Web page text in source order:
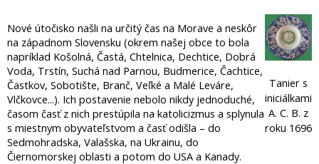
Nové útočisko našli na určitý čas na Morave a neskôr
na západnom Slovensku (okrem našej obce to bola
napríklad Košolná, Častá, Chtelnica, Dechtice, Dobrá
Voda, Trstín, Suchá nad Parnou, Budmerice, Čachtice,
Častkov, Sobotište, Branč, Veľké a Malé Leváre,
Vlčkovce...). Ich postavenie nebolo nikdy jednoduché,
časom časť z nich prestúpila na katolicizmus a splynula
s miestnym obyvateľstvom a časť odišla – do
Sedmohradska, Valašska, na Ukrainu, do
Čiernomorskej oblasti a potom do USA a Kanady.
Tanier s
iniciálkami
A. C. B. z
roku 1696